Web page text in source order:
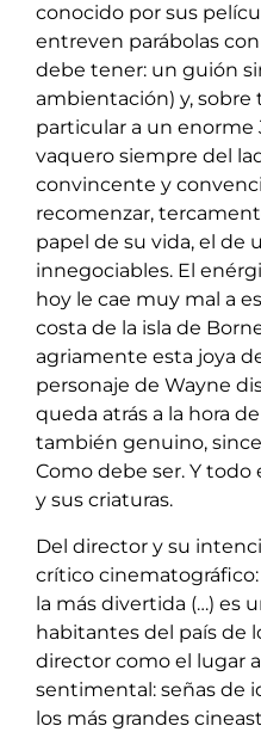
conocido por sus
entreven parábolas
debe tener: un guión
ambientación) y,
particular a un enorme
vaquero siempre del
convincente y
recomenzar,
papel de su vida, el de
innegociables. El
hoy le cae muy mal a
costa de la isla de
agriamente esta joya
personaje de Wayne
queda atrás a la hora
también genuino,
Como debe ser. Y
y sus criaturas.
Del director y su
crítico cinematográfico:
la más divertida (…) es
habitantes del país de
director como el lugar
sentimental: señas de
los más grandes